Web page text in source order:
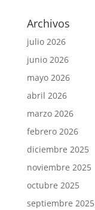
Archivos
julio 2026
junio 2026
mayo 2026
abril 2026
marzo 2026
febrero 2026
diciembre 2025
noviembre 2025
octubre 2025
septiembre 2025